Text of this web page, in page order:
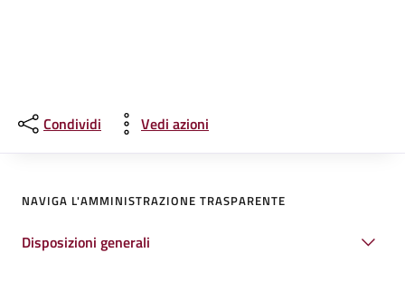
Condividi Vedi azioni
NAVIGA L'AMMINISTRAZIONE TRASPARENTE
Disposizioni generali